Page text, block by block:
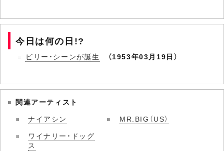
今日は何の日!?
ビリー・シーンが誕生 （1953年03月19日）
関連アーティスト
ナイアシン
MR.BIG（US）
ワイナリー・ドッグ
ス